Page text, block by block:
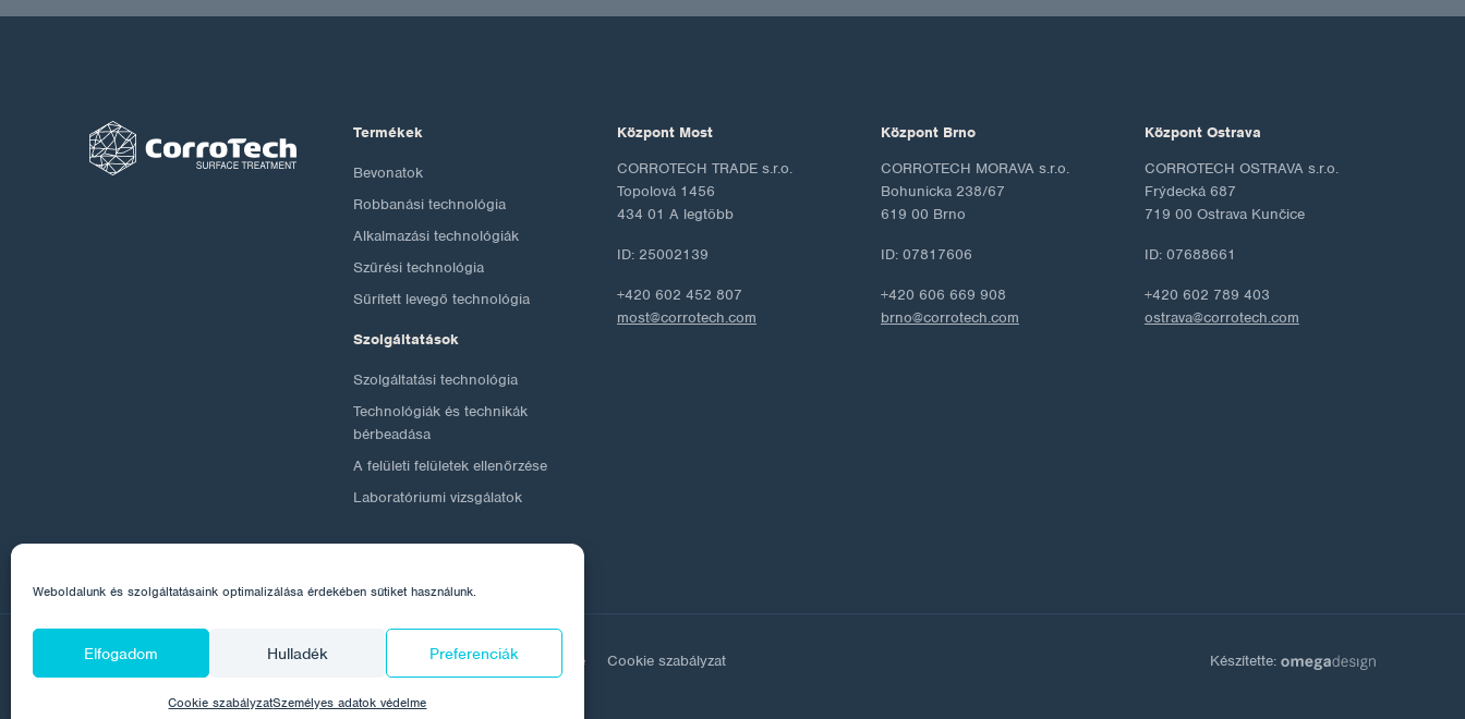
Weboldalunk és szolgáltatásaink optimalizálása érdekében sütiket használunk.
Elfogadom Hulladék Preferenciák
Cookie szabályzatSzemélyes adatok védelme
Termékek
Bevonatok
Robbanási technológia
Alkalmazási technológiák
Szűrési technológia
Sűrített levegő technológia
Szolgáltatások
Szolgáltatási technológia
Technológiák és technikák
bérbeadása
A felületi felületek ellenőrzése
Laboratóriumi vizsgálatok
Központ Most
CORROTECH TRADE s.r.o.
Topolová 1456
434 01 A legtöbb
ID: 25002139
+420 602 452 807
most@corrotech.com
Központ Brno
CORROTECH MORAVA s.r.o.
Bohunicka 238/67
619 00 Brno
ID: 07817606
+420 606 669 908
brno@corrotech.com
Központ Ostrava
CORROTECH OSTRAVA s.r.o.
Frýdecká 687
719 00 Ostrava Kunčice
ID: 07688661
+420 602 789 403
ostrava@corrotech.com
© 2026 Corrotech Rólunk Kapcsolat Személyes adatok védelme Cookie szabályzat Készítette: